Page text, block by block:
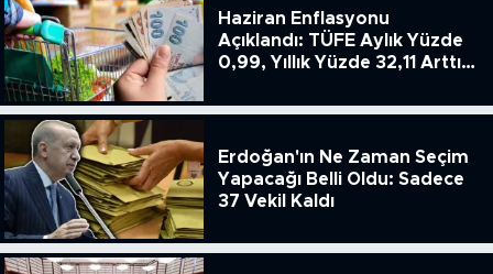
Haziran Enflasyonu
Açıklandı: TÜFE Aylık Yüzde
0,99, Yıllık Yüzde 32,11 Arttı,
51.49
Erdoğan'ın Ne Zaman Seçim
Yapacağı Belli Oldu: Sadece
37 Vekil Kaldı